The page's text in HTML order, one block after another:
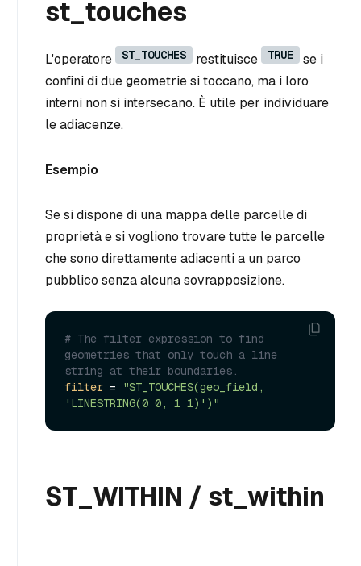
st_touches
L'operatore ST_TOUCHES restituisce TRUE
se i
confini di due geometrie si toccano, ma i loro
interni non si intersecano. È utile per individuare
le adiacenze.
Esempio
Se si dispone di una mappa delle parcelle di
proprietà e si vogliono trovare tutte le parcelle
che sono direttamente adiacenti a un parco
pubblico senza alcuna sovrapposizione.
# The filter expression to find
geometries that only touch a line
string at their boundaries.
filter =
"ST_TOUCHES(geo_field,
'LINESTRING(0 0, 1 1)')"
ST_WITHIN / st_within